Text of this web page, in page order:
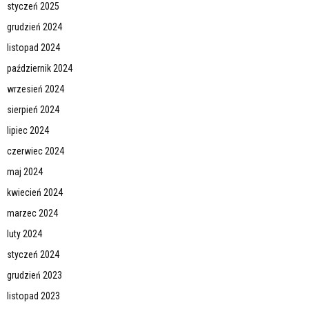
styczeń 2025
grudzień 2024
listopad 2024
październik 2024
wrzesień 2024
sierpień 2024
lipiec 2024
czerwiec 2024
maj 2024
kwiecień 2024
marzec 2024
luty 2024
styczeń 2024
grudzień 2023
listopad 2023